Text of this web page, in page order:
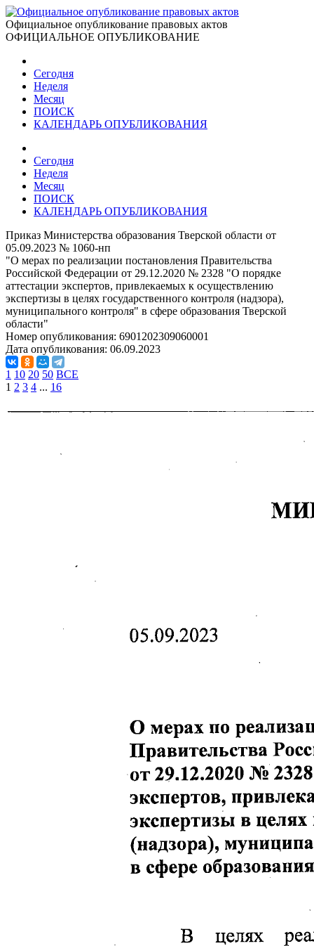
Официальное опубликование правовых актов
ОФИЦИАЛЬНОЕ ОПУБЛИКОВАНИЕ
Сегодня
Неделя
Месяц
ПОИСК
КАЛЕНДАРЬ ОПУБЛИКОВАНИЯ
Сегодня
Неделя
Месяц
ПОИСК
КАЛЕНДАРЬ ОПУБЛИКОВАНИЯ
Приказ Министерства образования Тверской области от
05.09.2023 № 1060-нп
"О мерах по реализации постановления Правительства
Российской Федерации от 29.12.2020 № 2328 "О порядке
аттестации экспертов, привлекаемых к осуществлению
экспертизы в целях государственного контроля (надзора),
муниципального контроля" в сфере образования Тверской
области"
Номер опубликования: 6901202309060001
Дата опубликования: 06.09.2023
1 10 20 50 ВСЕ
1 2 3 4 ... 16